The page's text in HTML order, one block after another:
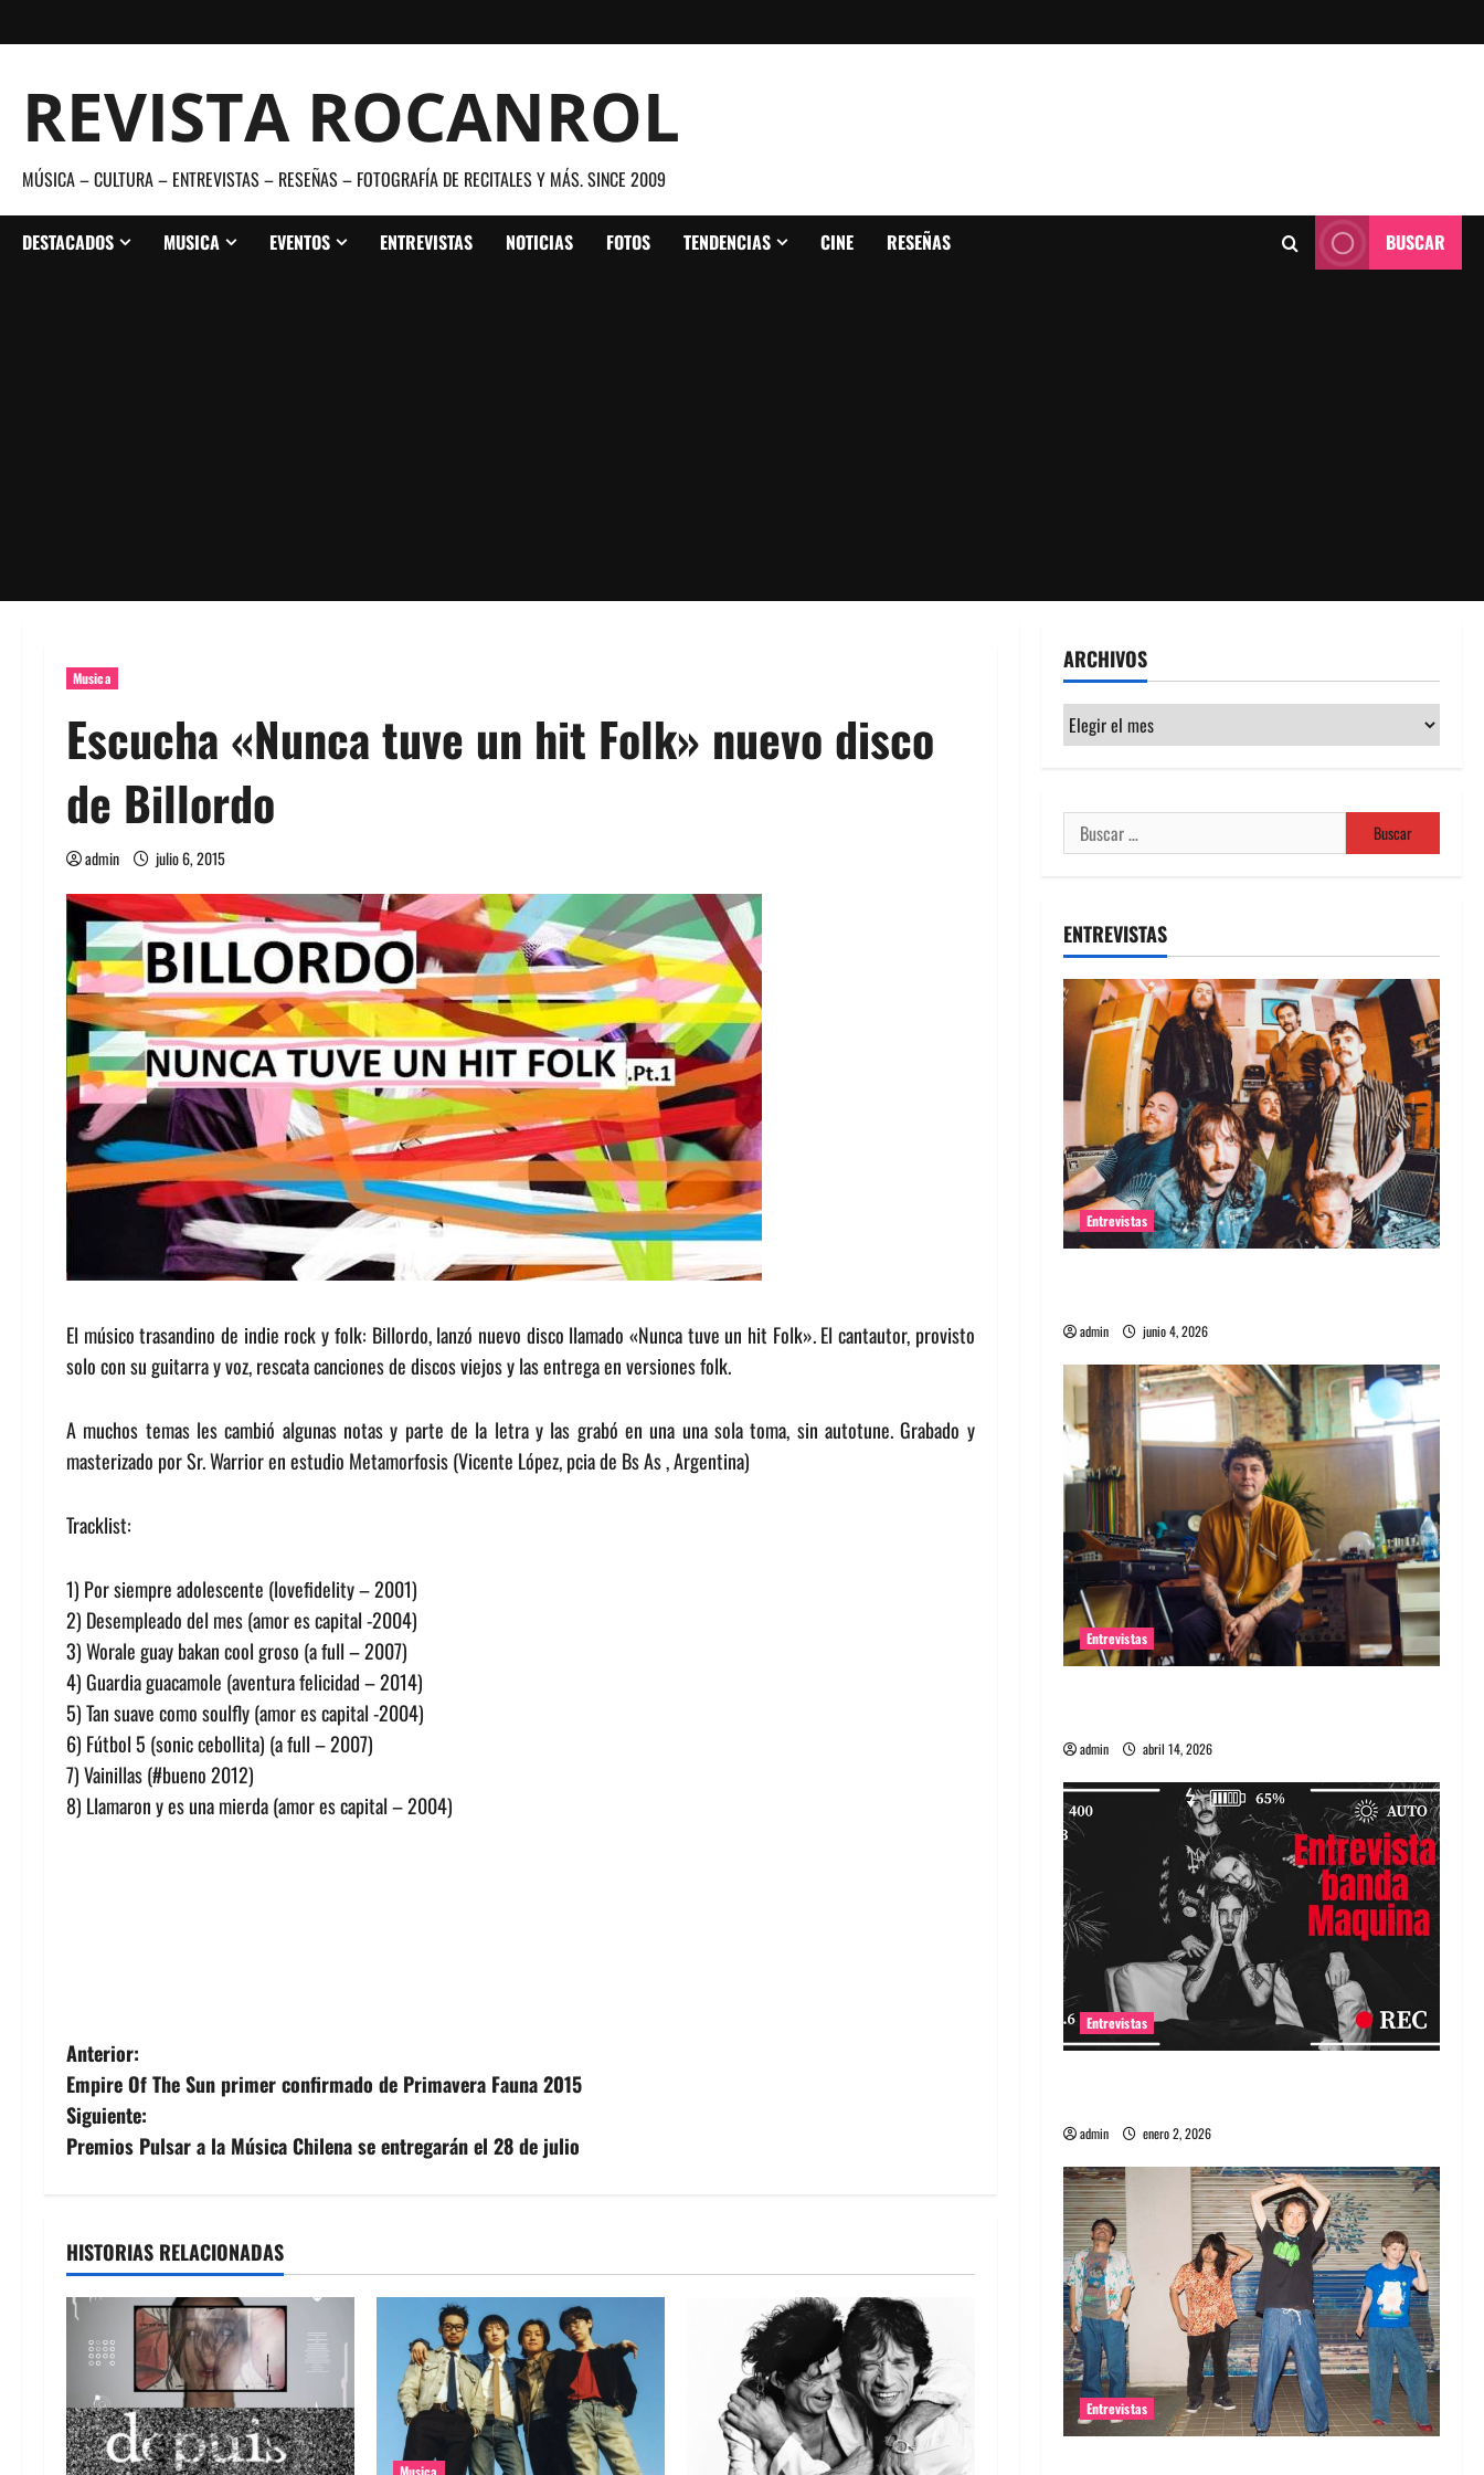
al
REVISTA ROCANROL
MÚSICA – CULTURA – ENTREVISTAS – RESEÑAS – FOTOGRAFÍA DE RECITALES Y MÁS. SINCE 2009
DESTACADOS MUSICA EVENTOS ENTREVISTAS NOTICIAS FOTOS TENDENCIAS CINE RESEÑAS BUSCAR
Musica
Escucha «Nunca tuve un hit Folk» nuevo disco
de Billordo
admin julio 6, 2015
El músico trasandino de indie rock y folk: Billordo, lanzó nuevo disco llamado «Nunca tuve un hit Folk». El cantautor, provisto
solo con su guitarra y voz, rescata canciones de discos viejos y las entrega en versiones folk.
A muchos temas les cambió algunas notas y parte de la letra y las grabó en una una sola toma, sin autotune. Grabado y
masterizado por Sr. Warrior en estudio Metamorfosis (Vicente López, pcia de Bs As , Argentina)
Tracklist:
1) Por siempre adolescente (lovefidelity – 2001)
2) Desempleado del mes (amor es capital -2004)
3) Worale guay bakan cool groso (a full – 2007)
4) Guardia guacamole (aventura felicidad – 2014)
5) Tan suave como soulfly (amor es capital -2004)
6) Fútbol 5 (sonic cebollita) (a full – 2007)
7) Vainillas (#bueno 2012)
8) Llamaron y es una mierda (amor es capital – 2004)
N
a
v
g
a
c
ó
Anterior:
Empire Of The Sun primer confirmado de Primavera Fauna 2015
Siguiente:
Premios Pulsar a la Música Chilena se entregarán el 28 de julio
HISTORIAS RELACIONADAS
Musica
ARCHIVOS
Archivos
Buscar:
ENTREVISTAS
Entrevistas
admin junio 4, 2026
Entrevistas
admin abril 14, 2026
Entrevistas
admin enero 2, 2026
Entrevistas